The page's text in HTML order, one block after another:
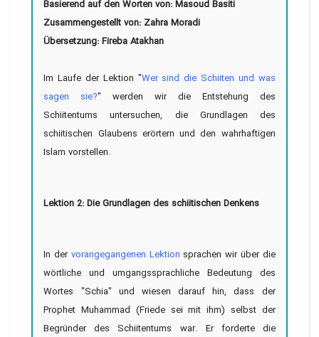
Basierend auf den Worten von: Masoud Basiti
Zusammengestellt von: Zahra Moradi
Übersetzung: Fireba Atakhan
Im Laufe der Lektion "Wer sind die Schiiten und was
sagen sie?" werden wir die Entstehung des
Schiitentums untersuchen, die Grundlagen des
schiitischen Glaubens erörtern und den wahrhaftigen
Islam vorstellen.
Lektion 2: Die Grundlagen des schiitischen Denkens
In dervorangegangenen Lektion sprachen wir über die
wörtliche und umgangssprachliche Bedeutung des
Wortes "Schia" und wiesen darauf hin, dass der
Prophet Muhammad (Friede sei mit ihm) selbst der
Begründer des Schiitentums war. Er forderte die